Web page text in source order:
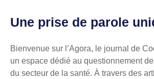
Une prise de parole
Bienvenue sur l’Agora, le journal de
un espace dédié au questionnement
du secteur de la santé. À travers des